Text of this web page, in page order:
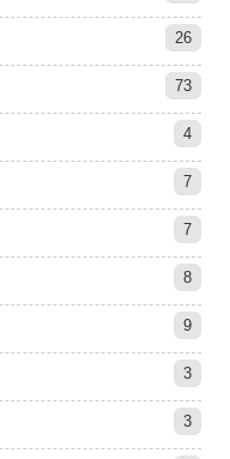
26
73
4
7
7
8
9
3
3